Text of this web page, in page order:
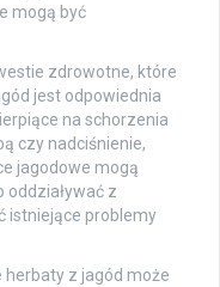
mogą być
zdrowotne, które
jest odpowiednia
na schorzenia
czy nadciśnienie,
jagodowe mogą
oddziaływać z
istniejące problemy
herbaty z jagód może